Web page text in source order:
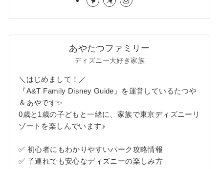
あやたつファミリー
ディズニー大好き家族
＼はじめまして！／
『A&T Family Disney Guide』を運営しているたつや
＆あやです✨
0歳と1歳の子どもと一緒に、家族で東京ディズニーリ
ゾートを楽しんでいます♪
✅ 初心者にもわかりやすいパーク攻略情報
✅ 子連れでも安心なディズニーの楽しみ方